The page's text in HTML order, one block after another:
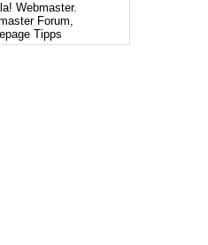
Webmaster.
Forum,
Tipps